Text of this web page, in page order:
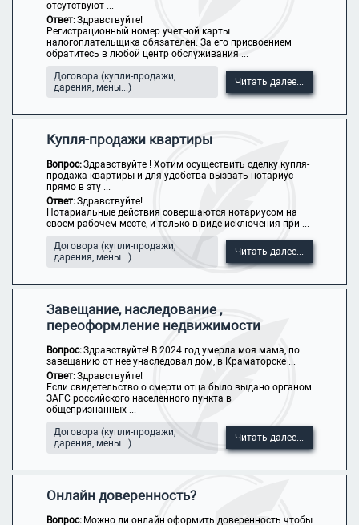
отсутствуют ...
Ответ:Здравствуйте!
Регистрационный номер учетной карты
налогоплательщика обязателен. За его присвоением
обратитесь в любой центр обслуживания ...
Договора (купли-продажи,
дарения, мены...)
Читать далее...
Купля-продажи квартиры
Вопрос:Здравствуйте ! Хотим осуществить сделку купля-
продажа квартиры и для удобства вызвать нотариус
прямо в эту ...
Ответ:Здравствуйте!
Нотариальные действия совершаются нотариусом на
своем рабочем месте, и только в виде исключения при ...
Договора (купли-продажи,
дарения, мены...)
Читать далее...
Завещание, наследование ,
переоформление недвижимости
Вопрос:Здравствуйте! В 2024 год умерла моя мама, по
завещанию от нее унаследовал дом, в Краматорске ...
Ответ:Здравствуйте!
Если свидетельство о смерти отца было выдано органом
ЗАГС российского населенного пункта в
общепризнанных ...
Договора (купли-продажи,
дарения, мены...)
Читать далее...
Онлайн доверенность?
Вопрос: Можно ли онлайн оформить доверенность чтобы